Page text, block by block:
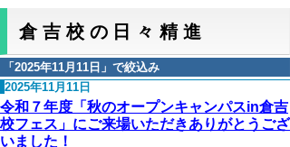
倉吉校の日々精進
「 2025年11月11日 」で絞込み
2025年11月11日
令和７年度「秋のオープンキャンパスin倉吉
校フェス」にご来場いただきありがとうござ
いました！